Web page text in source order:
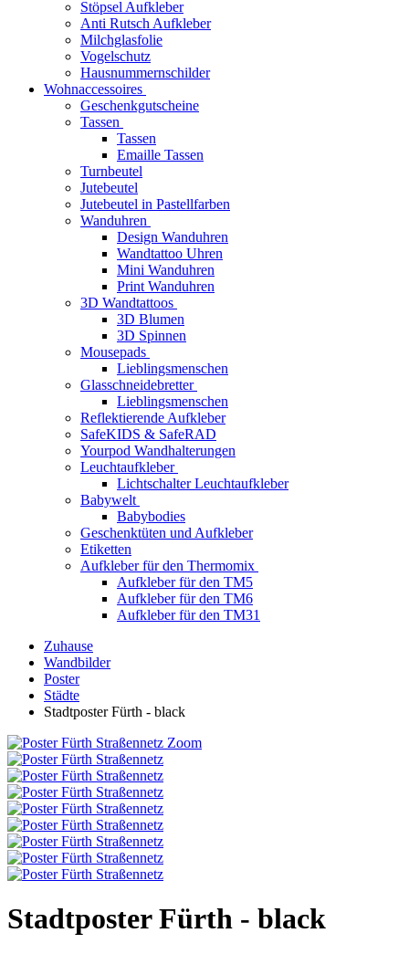
Stöpsel Aufkleber
Anti Rutsch Aufkleber
Milchglasfolie
Vogelschutz
Hausnummernschilder
Wohnaccessoires
Geschenkgutscheine
Tassen
Tassen
Emaille Tassen
Turnbeutel
Jutebeutel
Jutebeutel in Pastellfarben
Wanduhren
Design Wanduhren
Wandtattoo Uhren
Mini Wanduhren
Print Wanduhren
3D Wandtattoos
3D Blumen
3D Spinnen
Mousepads
Lieblingsmenschen
Glasschneidebretter
Lieblingsmenschen
Reflektierende Aufkleber
SafeKIDS & SafeRAD
Yourpod Wandhalterungen
Leuchtaufkleber
Lichtschalter Leuchtaufkleber
Babywelt
Babybodies
Geschenktüten und Aufkleber
Etiketten
Aufkleber für den Thermomix
Aufkleber für den TM5
Aufkleber für den TM6
Aufkleber für den TM31
Zuhause
Wandbilder
Poster
Städte
Stadtposter Fürth - black
Zoom
Stadtposter Fürth - black